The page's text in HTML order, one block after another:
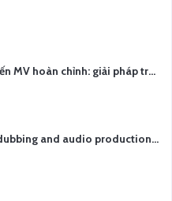
Từ ý tưởng đến MV hoàn chỉnh: giải pháp trọn gói tại YCN Media
Voice over, dubbing and audio production services in Vietnam for global content